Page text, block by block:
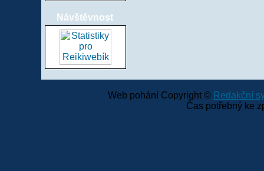
Návštěvnost
Web pohání Copyright © Redakční
Čas potřebný ke